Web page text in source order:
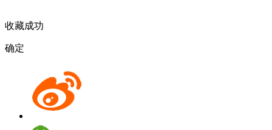
收藏成功
确定